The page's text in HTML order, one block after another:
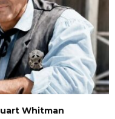
Whitman